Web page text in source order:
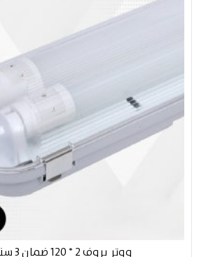
ووتر بروف 2 * 120 ضمان 3 سنين تيراست